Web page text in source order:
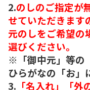
2.のしのご指定が
せていただきます
元のしをご希望の
選びください。
※「御中元」等の
ひらがなの「お」
3. 「名入れ」「